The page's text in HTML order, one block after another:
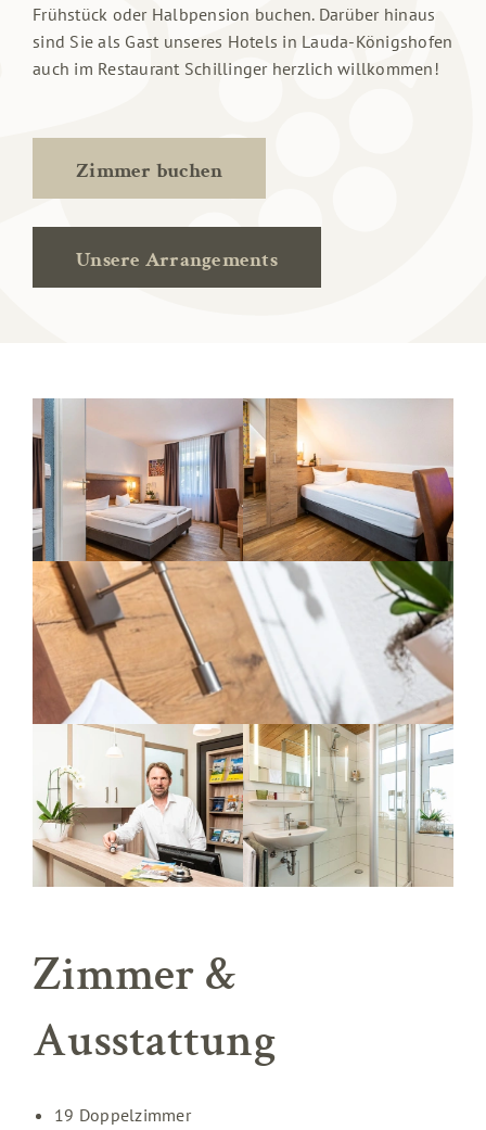
Frühstück oder Halbpension buchen. Darüber hinaus
sind Sie als Gast unseres Hotels in Lauda-Königshofen
auch im Restaurant Schillinger herzlich willkommen!
Zimmer buchen
Unsere Arrangements
Zimmer &
Ausstattung
19 Doppelzimmer